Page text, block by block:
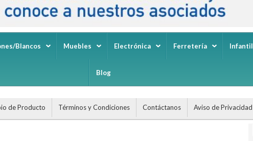
Blancos Muebles Electrónica Ferretería Infantil
Blog
de Producto Términos y Condiciones Contáctanos Aviso de Privacidad